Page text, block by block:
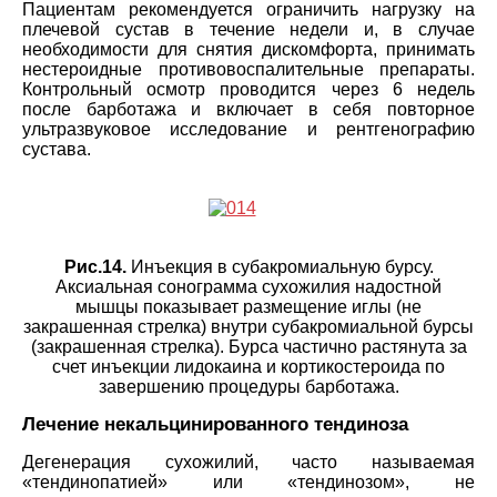
Пациентам рекомендуется ограничить нагрузку на
плечевой сустав в течение недели и, в случае
необходимости для снятия дискомфорта, принимать
нестероидные противовоспалительные препараты.
Контрольный осмотр проводится через 6 недель
после барботажа и включает в себя повторное
ультразвуковое исследование и рентгенографию
сустава.
Рис.14.Инъекция в субакромиальную бурсу.
Аксиальная сонограмма сухожилия надостной
мышцы показывает размещение иглы (не
закрашенная стрелка) внутри субакромиальной бурсы
(закрашенная стрелка). Бурса частично растянута за
счет инъекции лидокаина и кортикостероида по
завершению процедуры барботажа.
Лечение некальцинированного тендиноза
Дегенерация сухожилий, часто называемая
«тендинопатией» или «тендинозом», не